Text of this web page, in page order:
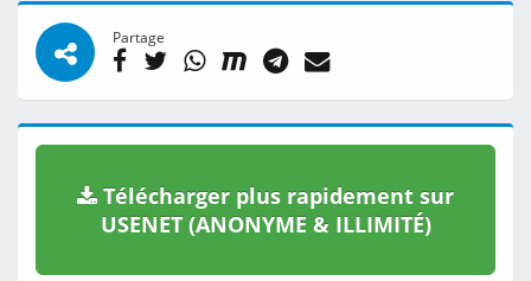
Partage
Télécharger plus rapidement sur
USENET (ANONYME & ILLIMITÉ)